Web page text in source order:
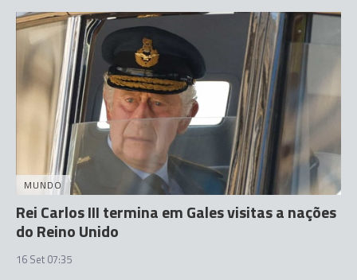
MUNDO
Rei Carlos III termina em Gales visitas a nações
do Reino Unido
16 Set 07:35